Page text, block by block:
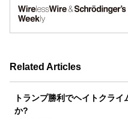
Related Articles
トランプ勝利でヘイトクラ
か?